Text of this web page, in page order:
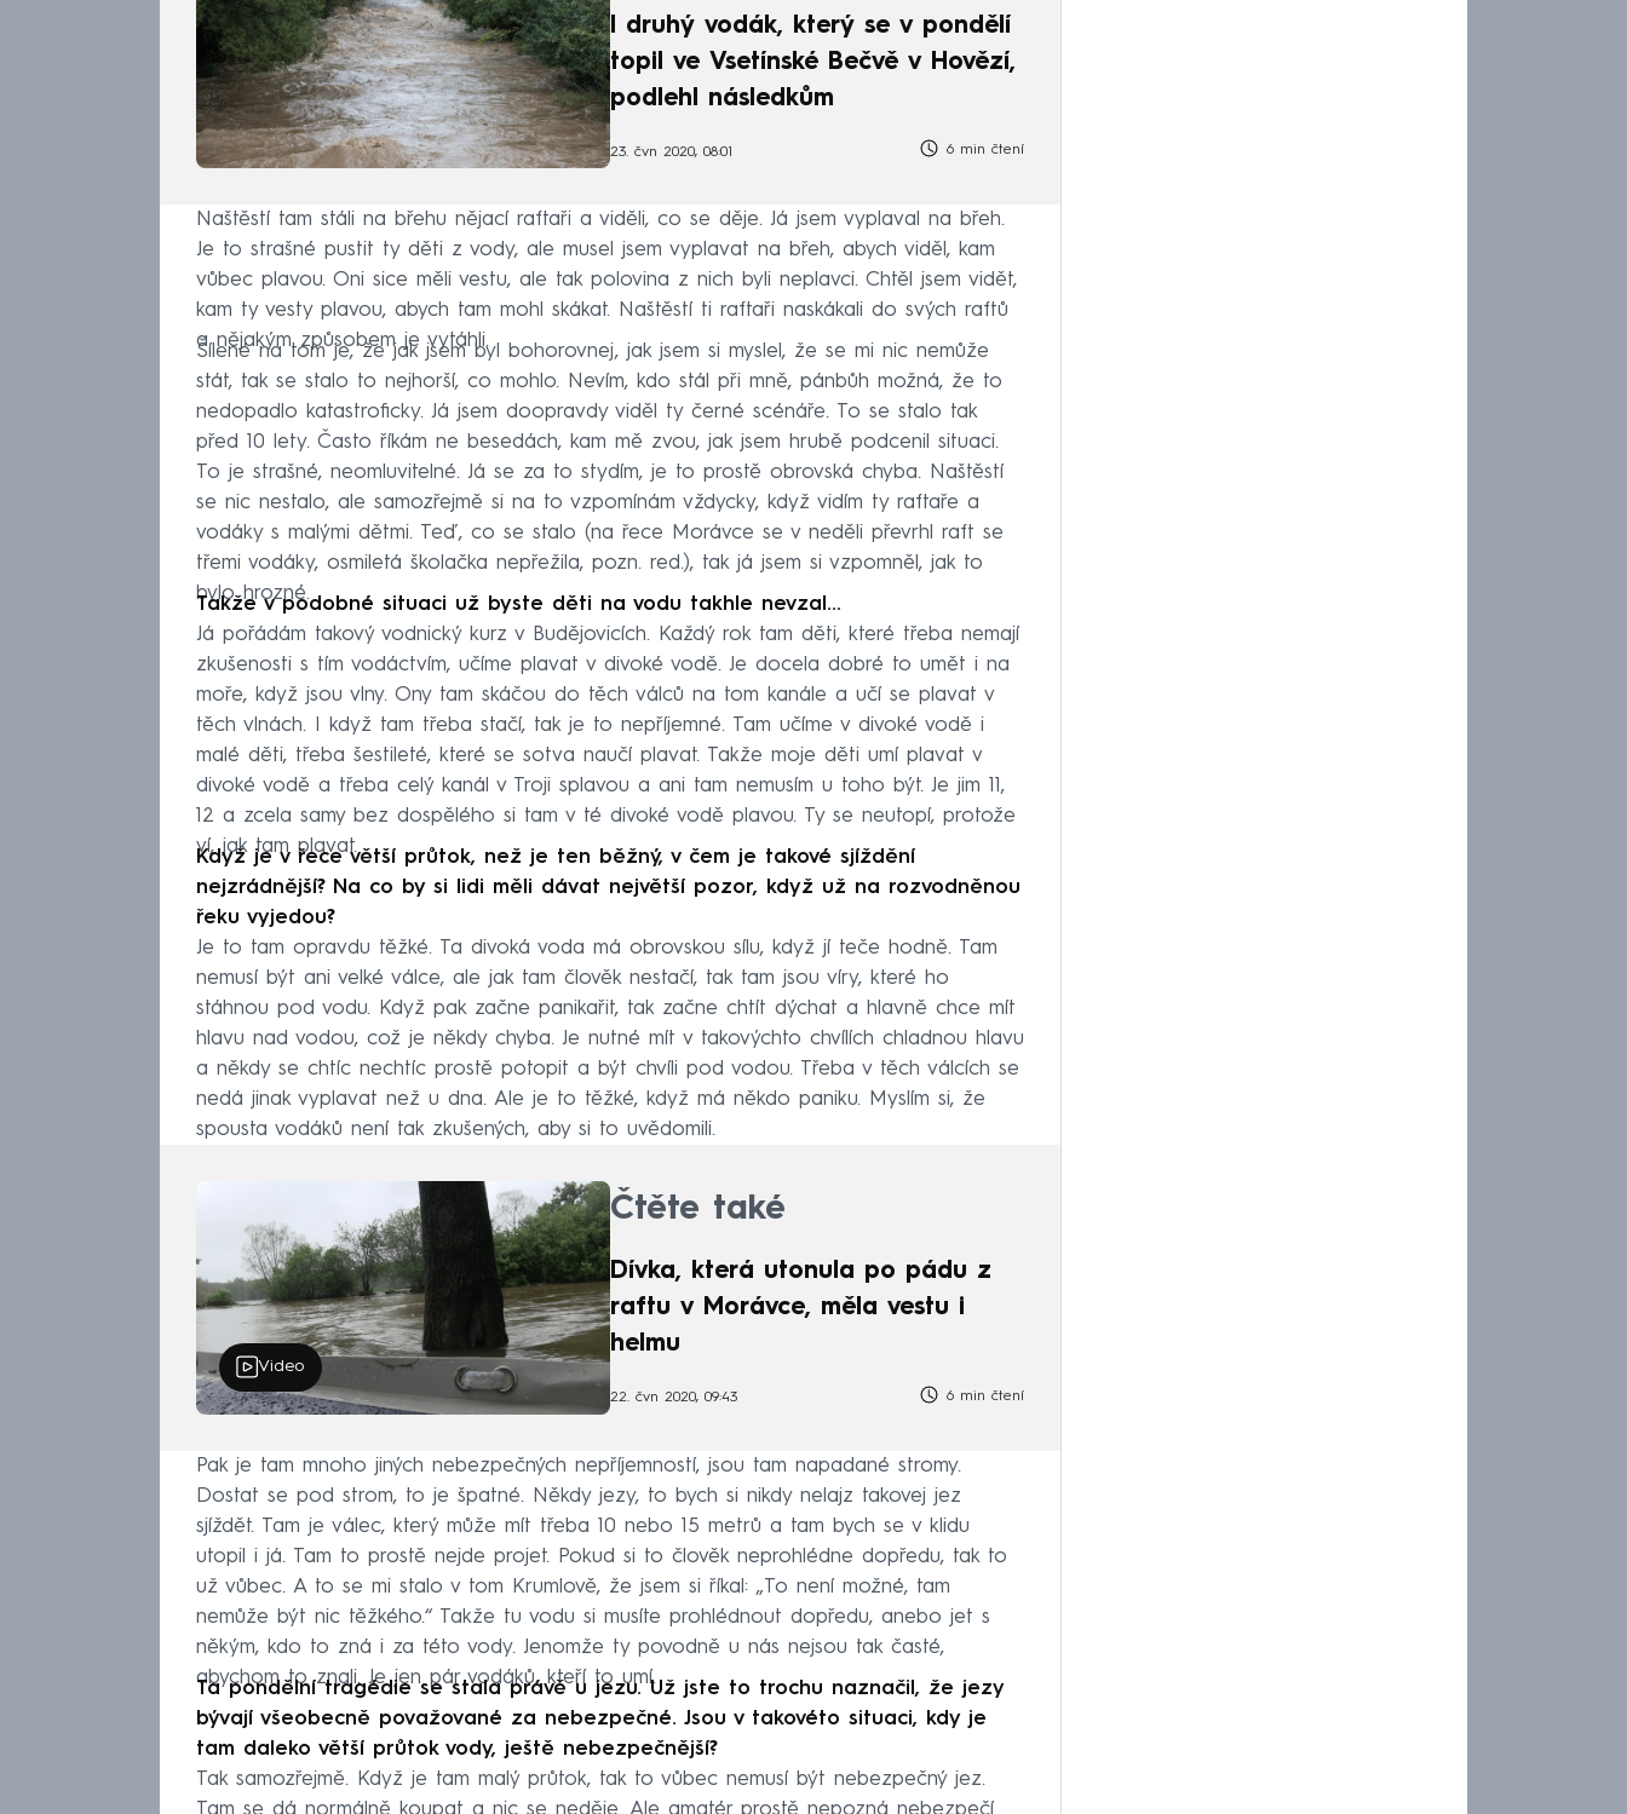
I druhý vodák, který se v pondělí
topil ve Vsetínské Bečvě v Hovězí,
podlehl následkům
23. čvn 2020, 08:01 6 min čtení
Naštěstí tam stáli na břehu nějací raftaři a viděli, co se děje. Já jsem vyplaval na břeh.
Je to strašné pustit ty děti z vody, ale musel jsem vyplavat na břeh, abych viděl, kam
vůbec plavou. Oni sice měli vestu, ale tak polovina z nich byli neplavci. Chtěl jsem vidět,
kam ty vesty plavou, abych tam mohl skákat. Naštěstí ti raftaři naskákali do svých raftů
a nějakým způsobem je vytáhli.
Šílené na tom je, že jak jsem byl bohorovnej, jak jsem si myslel, že se mi nic nemůže
stát, tak se stalo to nejhorší, co mohlo. Nevím, kdo stál při mně, pánbůh možná, že to
nedopadlo katastroficky. Já jsem doopravdy viděl ty černé scénáře. To se stalo tak
před 10 lety. Často říkám ne besedách, kam mě zvou, jak jsem hrubě podcenil situaci.
To je strašné, neomluvitelné. Já se za to stydím, je to prostě obrovská chyba. Naštěstí
se nic nestalo, ale samozřejmě si na to vzpomínám vždycky, když vidím ty raftaře a
vodáky s malými dětmi. Teď, co se stalo (na řece Morávce se v neděli převrhl raft se
třemi vodáky, osmiletá školačka nepřežila, pozn. red.), tak já jsem si vzpomněl, jak to
bylo hrozné.
Takže v podobné situaci už byste děti na vodu takhle nevzal…
Já pořádám takový vodnický kurz v Budějovicích. Každý rok tam děti, které třeba nemají
zkušenosti s tím vodáctvím, učíme plavat v divoké vodě. Je docela dobré to umět i na
moře, když jsou vlny. Ony tam skáčou do těch válců na tom kanále a učí se plavat v
těch vlnách. I když tam třeba stačí, tak je to nepříjemné. Tam učíme v divoké vodě i
malé děti, třeba šestileté, které se sotva naučí plavat. Takže moje děti umí plavat v
divoké vodě a třeba celý kanál v Troji splavou a ani tam nemusím u toho být. Je jim 11,
12 a zcela samy bez dospělého si tam v té divoké vodě plavou. Ty se neutopí, protože
ví, jak tam plavat.
Když je v řece větší průtok, než je ten běžný, v čem je takové sjíždění
nejzrádnější? Na co by si lidi měli dávat největší pozor, když už na rozvodněnou
řeku vyjedou?
Je to tam opravdu těžké. Ta divoká voda má obrovskou sílu, když jí teče hodně. Tam
nemusí být ani velké válce, ale jak tam člověk nestačí, tak tam jsou víry, které ho
stáhnou pod vodu. Když pak začne panikařit, tak začne chtít dýchat a hlavně chce mít
hlavu nad vodou, což je někdy chyba. Je nutné mít v takovýchto chvílích chladnou hlavu
a někdy se chtíc nechtíc prostě potopit a být chvíli pod vodou. Třeba v těch válcích se
nedá jinak vyplavat než u dna. Ale je to těžké, když má někdo paniku. Myslím si, že
spousta vodáků není tak zkušených, aby si to uvědomili.
Video
Čtěte také
Dívka, která utonula po pádu z
raftu v Morávce, měla vestu i
helmu
22. čvn 2020, 09:43 6 min čtení
Pak je tam mnoho jiných nebezpečných nepříjemností, jsou tam napadané stromy.
Dostat se pod strom, to je špatné. Někdy jezy, to bych si nikdy nelajz takovej jez
sjíždět. Tam je válec, který může mít třeba 10 nebo 15 metrů a tam bych se v klidu
utopil i já. Tam to prostě nejde projet. Pokud si to člověk neprohlédne dopředu, tak to
už vůbec. A to se mi stalo v tom Krumlově, že jsem si říkal: „To není možné, tam
nemůže být nic těžkého.“ Takže tu vodu si musíte prohlédnout dopředu, anebo jet s
někým, kdo to zná i za této vody. Jenomže ty povodně u nás nejsou tak časté,
abychom to znali. Je jen pár vodáků, kteří to umí.
Ta pondělní tragédie se stala právě u jezu. Už jste to trochu naznačil, že jezy
bývají všeobecně považované za nebezpečné. Jsou v takovéto situaci, kdy je
tam daleko větší průtok vody, ještě nebezpečnější?
Tak samozřejmě. Když je tam malý průtok, tak to vůbec nemusí být nebezpečný jez.
Tam se dá normálně koupat a nic se neděje. Ale amatér prostě nepozná nebezpečí